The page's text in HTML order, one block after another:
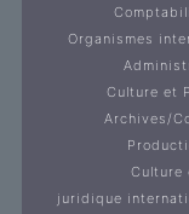
Organismes
Culture et
Archives/
Culture
juridique